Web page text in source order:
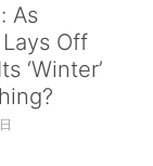
As
Off
‘Winter’